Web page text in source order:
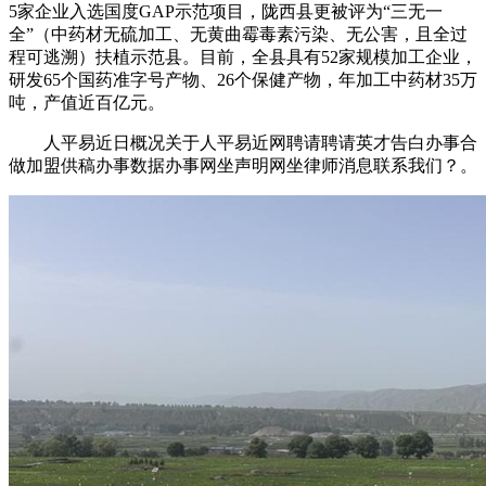
5家企业入选国度GAP示范项目，陇西县更被评为“三无一
全”（中药材无硫加工、无黄曲霉毒素污染、无公害，且全过
程可逃溯）扶植示范县。目前，全县具有52家规模加工企业，
研发65个国药准字号产物、26个保健产物，年加工中药材35万
吨，产值近百亿元。
人平易近日概况关于人平易近网聘请聘请英才告白办事合
做加盟供稿办事数据办事网坐声明网坐律师消息联系我们？。